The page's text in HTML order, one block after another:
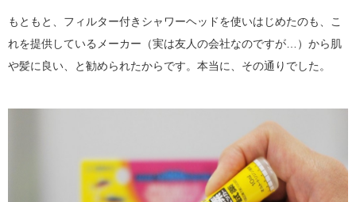
もともと、フィルター付きシャワーヘッドを使いはじめたのも、こ
れを提供しているメーカー（実は友人の会社なのですが…）から肌
や髪に良い、と勧められたからです。本当に、その通りでした。